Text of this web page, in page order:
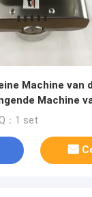
Machine van
Machine
：1 set